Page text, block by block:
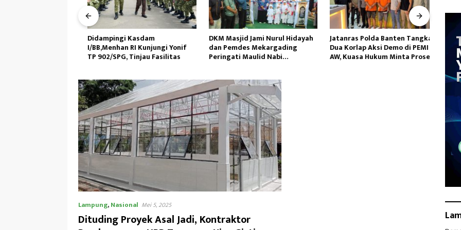
Didampingi Kasdam
I/BB,Menhan RI Kunjungi Yonif
TP 902/SPG, Tinjau Fasilitas
DKM Masjid Jami Nurul Hidayah
dan Pemdes Mekargading
Peringati Maulid Nabi
Jatanras Polda Banten Tangkap
Dua Korlap Aksi Demo di PEMI
AW, Kuasa Hukum Minta Proses Kali
Lampung,Nasional Mei 5, 2025
Dituding Proyek Asal Jadi, Kontraktor